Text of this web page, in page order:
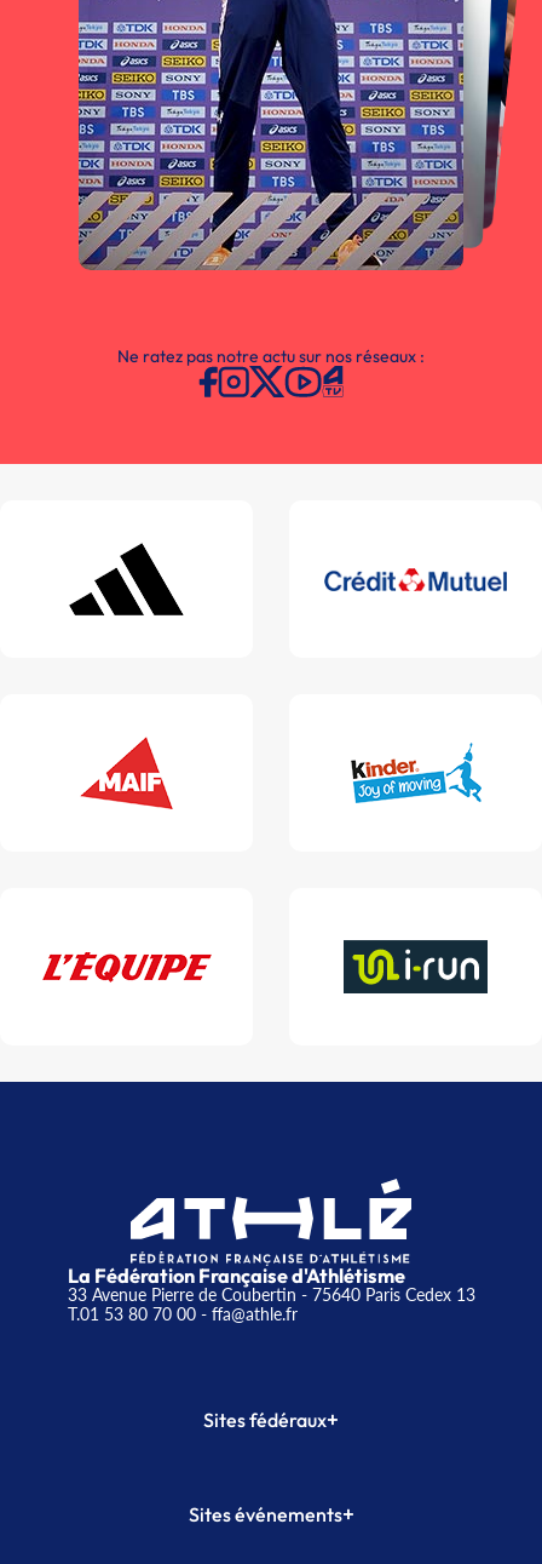
Ne ratez pas notre actu sur nos réseaux :
La Fédération Française d'Athlétisme
33 Avenue Pierre de Coubertin - 75640 Paris Cedex 13
T.01 53 80 70 00- ffa@athle.fr
Sites fédéraux+
Plateforme Formation
Sites événements+